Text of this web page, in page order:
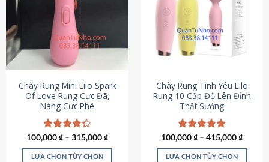
Các
chọn
thể
chọn
trên
trang
sản
phẩm
Chày Rung Mini Lilo Spark
Of Love Rung Cực Đã,
Nàng Cực Phê
Được xếp
hạng4.33
5 sao
100,000₫ – 315,000₫
LỰA CHỌN TÙY CHỌN
Chày Rung Tình Yêu Lilo
Rung 10 Cấp Độ Lên Đỉnh
Thật Sướng
Được xếp
hạng4.94
5 sao
100,000₫ – 415,000₫
LỰA CHỌN TÙY CHỌN